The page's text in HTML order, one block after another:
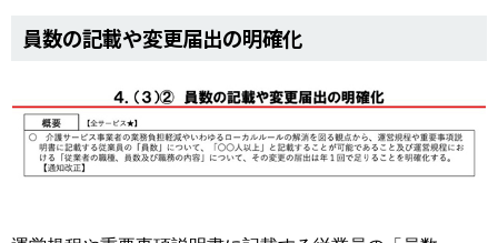
員数の記載や変更届出の明確化